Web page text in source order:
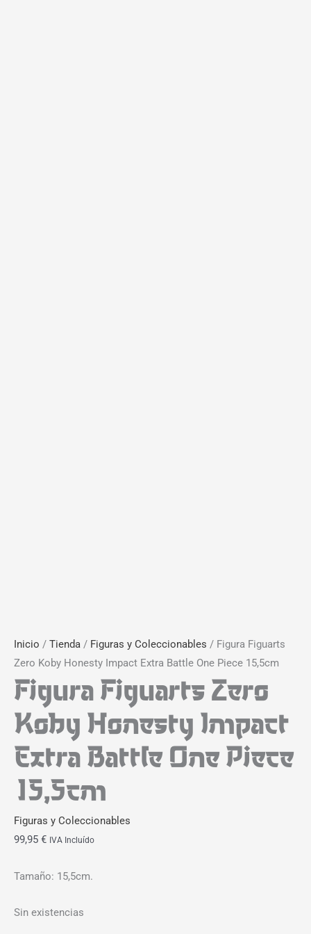
Inicio / Tienda / Figuras y Coleccionables / Figura Figuarts
Zero Koby Honesty Impact Extra Battle One Piece 15,5cm
Figura Figuarts Zero
Koby Honesty Impact
Extra Battle One Piece
15,5cm
Figuras y Coleccionables
99,95 € IVA Incluído
Tamaño: 15,5cm.
Sin existencias